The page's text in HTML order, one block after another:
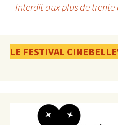
des
articles
Interdit aux plus de
LE FESTIVAL